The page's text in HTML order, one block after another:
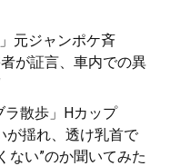
元ジャンポケ斉
が証言、車内での異
散歩」Hカップ
が揺れ、透け乳首で
ない”のか聞いてみた